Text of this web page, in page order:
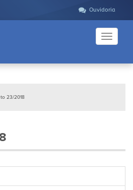
Ouvidoria
Toggle
23/2018